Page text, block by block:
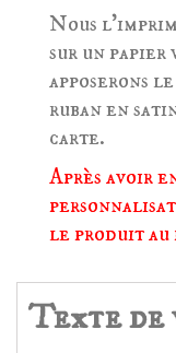
Nous
sur un
apposerons
ruban en
carte.
Après avoir
le produit au